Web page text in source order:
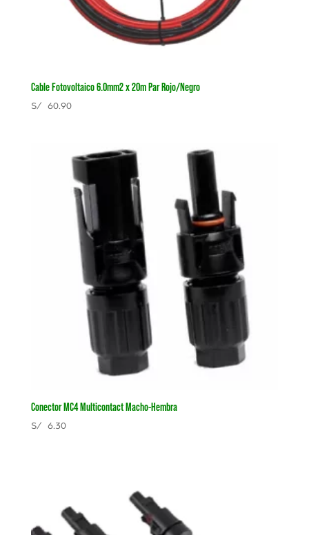
Cable Fotovoltaico 6.0mm2 x 20m Par Rojo/Negro
S/60.90
Conector MC4 Multicontact Macho-Hembra
S/6.30